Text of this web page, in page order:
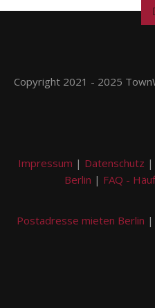
Copyright 2021 - 2025
Impressum | Datenschutz |
Berlin | FAQ -
Postadresse mieten Berlin |